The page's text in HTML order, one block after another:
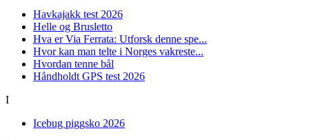
Havkajakk test 2026
Helle og Brusletto
Hva er Via Ferrata: Utforsk denne spe...
Hvor kan man telte i Norges vakreste...
Hvordan tenne bål
Håndholdt GPS test 2026
I
Icebug piggsko 2026